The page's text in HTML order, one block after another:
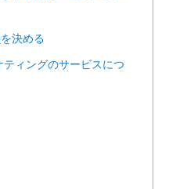
決める
ィングのサービスにつ